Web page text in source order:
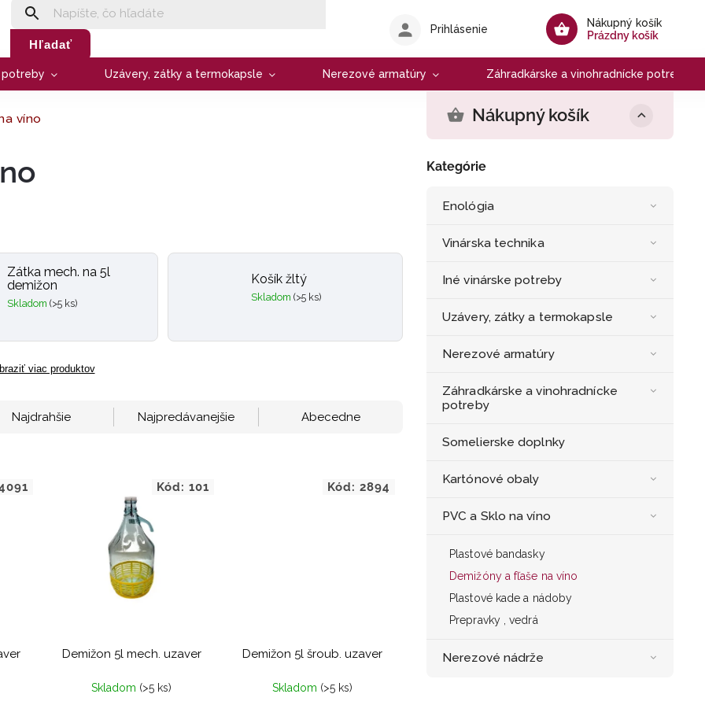
Hľadať
Nákupný košík
Prázdny košík
Prihlásenie
potreby Uzávery, zátky a termokapsle Nerezové armatúry Záhradkárske a vinohradnícke potreby
víno Nákupný košík
Kategórie
Enológia
Vinárska technika
Iné vinárske potreby
Uzávery, zátky a termokapsle
Nerezové armatúry
Záhradkárske a vinohradnícke
potreby
Somelierske doplnky
Kartónové obaly
PVC a Sklo na víno
Plastové bandasky
Demižóny a fľaše na víno
Plastové kade a nádoby
Prepravky , vedrá
Nerezové nádrže
Zátka mech. na 5l
demižon
Skladom (>5 ks)
Košík žltý
Skladom(>5 ks)
viac produktov
Najdrahšie Najpredávanejšie Abecedne
Demižon 5l mech. uzaver
Skladom (>5 ks)
Kód: 101
Demižon 5l šroub. uzaver
Skladom (>5 ks)
Kód: 2894